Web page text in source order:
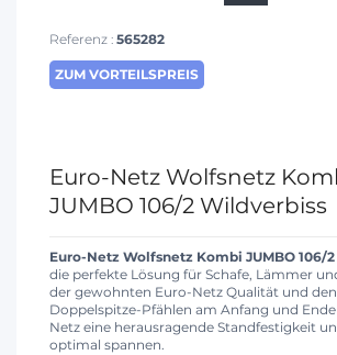
Referenz : 565282
ZUM VORTEILSPREIS
Euro-Netz Wolfsnetz
JUMBO 106/2 Wildverbiss
Euro-Netz Wolfsnetz Kombi JUMBO 106/
die perfekte Lösung für Schafe, Lämmer
der gewohnten Euro-Netz Qualität und
Doppelspitze-Pfählen am Anfang und
Netz eine herausragende Standfestigkeit
optimal spannen.